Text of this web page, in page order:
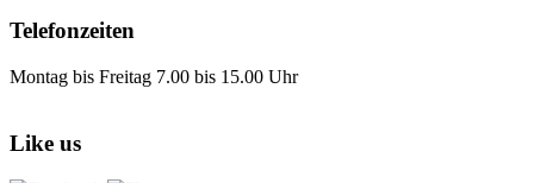
Telefonzeiten
Montag bis Freitag 7.00 bis 15.00 Uhr
Like us